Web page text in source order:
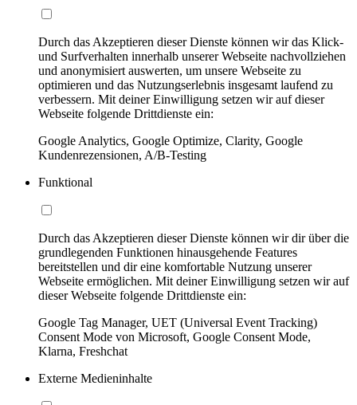
Durch das Akzeptieren dieser Dienste können wir das Klick-
und Surfverhalten innerhalb unserer Webseite nachvollziehen
und anonymisiert auswerten, um unsere Webseite zu
optimieren und das Nutzungserlebnis insgesamt laufend zu
verbessern. Mit deiner Einwilligung setzen wir auf dieser
Webseite folgende Drittdienste ein:
Google Analytics, Google Optimize, Clarity, Google
Kundenrezensionen, A/B-Testing
Funktional
Durch das Akzeptieren dieser Dienste können wir dir über die
grundlegenden Funktionen hinausgehende Features
bereitstellen und dir eine komfortable Nutzung unserer
Webseite ermöglichen. Mit deiner Einwilligung setzen wir auf
dieser Webseite folgende Drittdienste ein:
Google Tag Manager, UET (Universal Event Tracking)
Consent Mode von Microsoft, Google Consent Mode,
Klarna, Freshchat
Externe Medieninhalte